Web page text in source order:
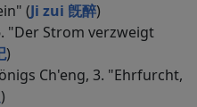
(Ji zui 旣醉)
Strom verzweigt
)
Ch'eng, 3. "Ehrfurcht,
)